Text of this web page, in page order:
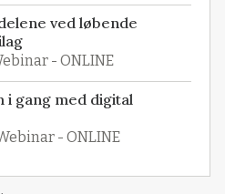
ved løbende
- ONLINE
i gang med digital
- ONLINE